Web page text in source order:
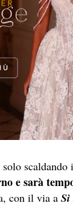
solo
e sarà
con il via a Sì